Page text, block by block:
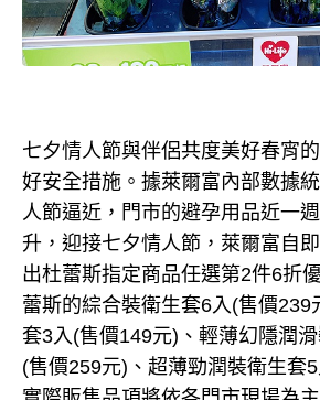
七夕情人節與伴侶共度美好春宵
好安全措施。據萊爾富內部數據
人節逼近，門市的避孕用品近一
升，迎接七夕情人節，萊爾富自
出杜蕾斯指定商品任選第2件6折
蕾斯的綜合裝衛生套6入(售價239
套3入(售價149元)、輕薄幻隱潤
(售價259元)、超薄勁潤裝衛生套5